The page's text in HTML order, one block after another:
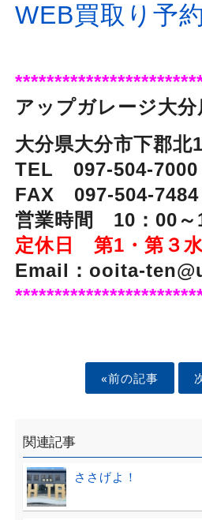
WEB買取り予約
アップガレージ
大分県大分市下郡北
TEL 097-504-
FAX 097-504-7484
営業時間 10：00～
定休日 第1・第３水
Email：ooita-
«前の記事
関連記事
ささげよ！